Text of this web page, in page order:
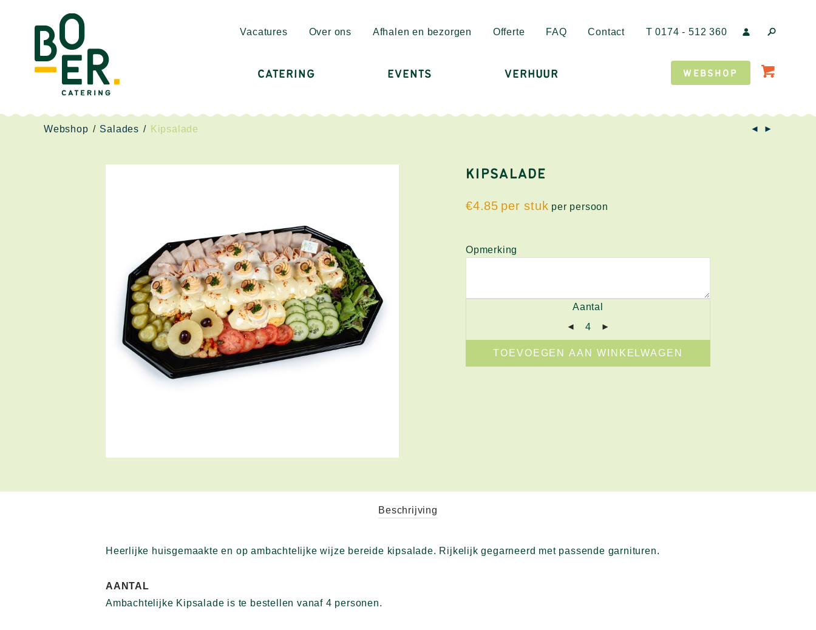
Vacatures Over ons Afhalen en bezorgen Offerte FAQ Contact T 0174 - 512 360
CATERING EVENTS VERHUUR WEBSHOP
Webshop / Salades / Kipsalade
KIPSALADE
€4.85 per persoon
Opmerking
Aantal
TOEVOEGEN AAN WINKELWAGEN
Beschrijving
Heerlijke huisgemaakte en op ambachtelijke wijze bereide kipsalade. Rijkelijk gegarneerd met passende garnituren.
AANTAL
Ambachtelijke Kipsalade is te bestellen vanaf 4 personen.